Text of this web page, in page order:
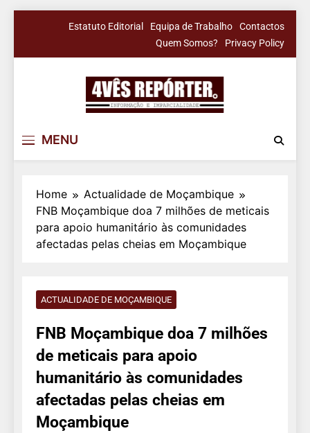
Estatuto Editorial Equipa de Trabalho
Contactos
Quem Somos?
Privacy Policy
MENU
Home
Actualidade de Moçambique
FNB Moçambique doa 7 milhões de meticais
para apoio humanitário às comunidades
afectadas pelas cheias em Moçambique
ACTUALIDADE DE MOÇAMBIQUE
FNB Moçambique doa 7 milhões
de meticais para apoio
humanitário às comunidades
afectadas pelas cheias em
Moçambique